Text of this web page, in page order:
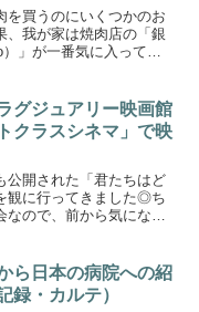
を買うのにいくつかのお
、我が家は焼肉店の「銀
」が一番気に入ってい
薄切り肉ならスーパー同
で銀...
グジュアリー映画館
クラスシネマ」で映
公開された「君たちはど
観に行ってきました◎ち
なので、前から気になっ
）」へ。バンコクに
ら日本の病院への紹
録・カルテ）